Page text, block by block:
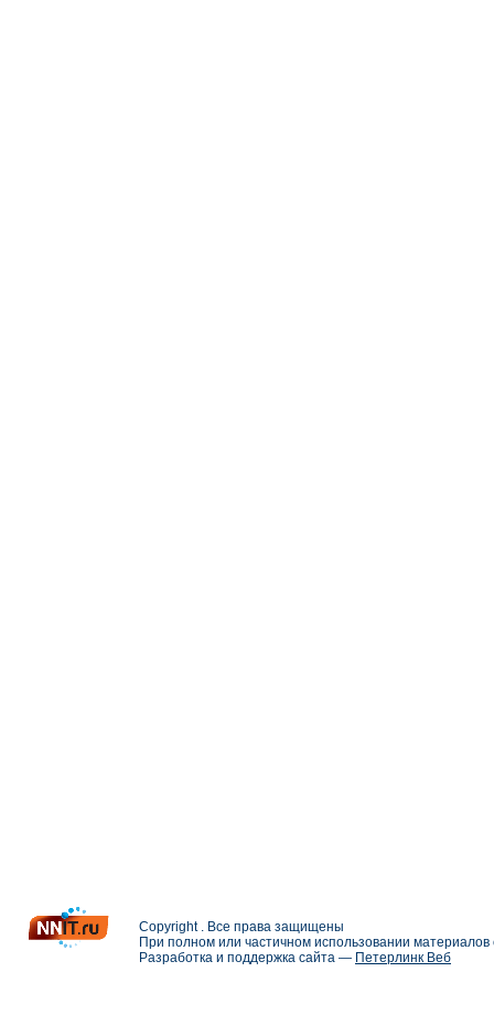
Copyright . Все права защищены
При полном или частичном использовании
Разработка и поддержка сайта — Петерлинк Веб